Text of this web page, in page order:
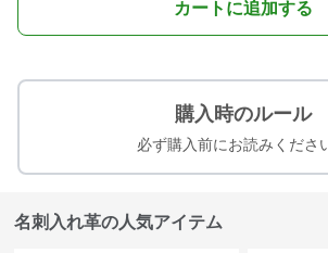
カートに追加する
購入時のルール
必ず購入前にお読みくださ
名刺入れ革の人気アイテム